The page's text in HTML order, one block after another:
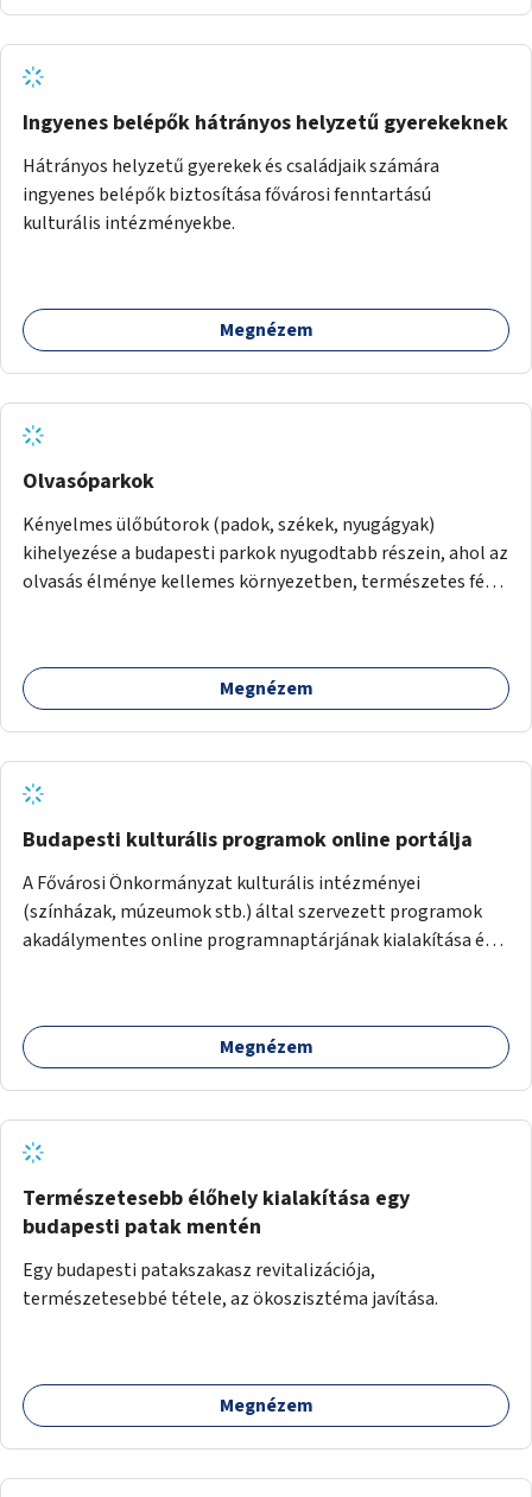
Ingyenes belépők hátrányos helyzetű gyerekeknek
Hátrányos helyzetű gyerekek és családjaik számára
ingyenes belépők biztosítása fővárosi fenntartású
kulturális intézményekbe.
Megnézem
Olvasóparkok
Kényelmes ülőbútorok (padok, székek, nyugágyak)
kihelyezése a budapesti parkok nyugodtabb részein, ahol az
olvasás élménye kellemes környezetben, természetes fény
adnának a kikapcsolódásra, az olvasás népszerűsítésére.
Megnézem
Budapesti kulturális programok online portálja
A Fővárosi Önkormányzat kulturális intézményei
(színházak, múzeumok stb.) által szervezett programok
akadálymentes online programnaptárjának kialakítása és
Megnézem
Természetesebb élőhely kialakítása egy
budapesti patak mentén
Egy budapesti patakszakasz revitalizációja,
természetesebbé tétele, az ökoszisztéma javítása.
Megnézem